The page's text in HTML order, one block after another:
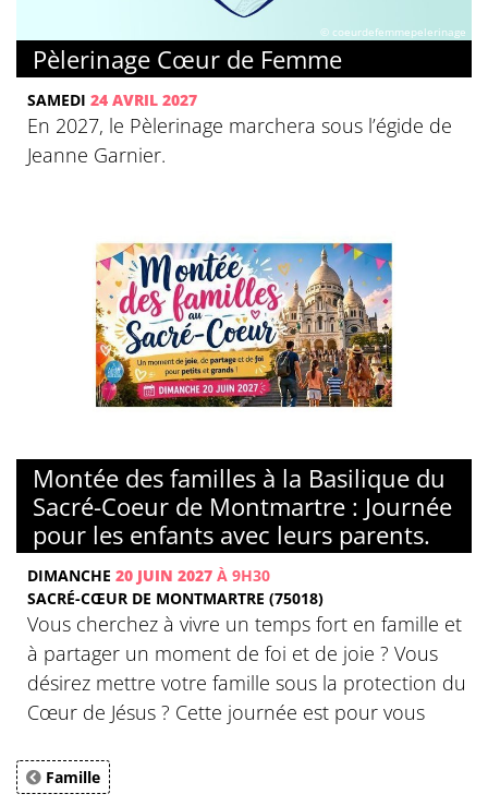
© coeurdefemmepelerinage
Pèlerinage Cœur de Femme
SAMEDI 24 AVRIL 2027
En 2027, le Pèlerinage marchera sous l’égide de
Jeanne Garnier.
Montée des familles à la Basilique du
Sacré-Coeur de Montmartre : Journée
pour les enfants avec leurs parents.
DIMANCHE 20 JUIN 2027 À 9H30
SACRÉ-CŒUR DE MONTMARTRE (75018)
Vous cherchez à vivre un temps fort en famille et
à partager un moment de foi et de joie ? Vous
désirez mettre votre famille sous la protection du
Cœur de Jésus ? Cette journée est pour vous
Famille